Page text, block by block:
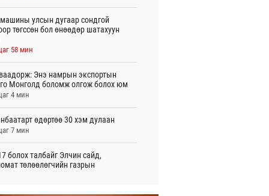
улсын дугаар сондгой
төгссөн бол өнөөдөр шатахуун
58 мин
Энэ намрын экспортын
Монголд боломж олгож болох юм
4 мин
өдөртөө 30 хэм дулаан
7 мин
болох талбайг Элчин сайд,
төлөөлөгчийн газрын